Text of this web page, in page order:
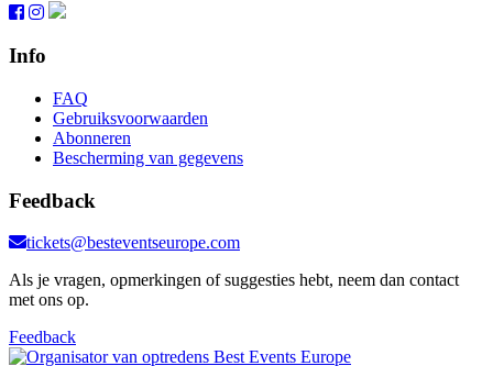
Info
FAQ
Gebruiksvoorwaarden
Abonneren
Bescherming van gegevens
Feedback
tickets@besteventseurope.com
Als je vragen, opmerkingen of suggesties hebt, neem dan contact
met ons op.
Feedback